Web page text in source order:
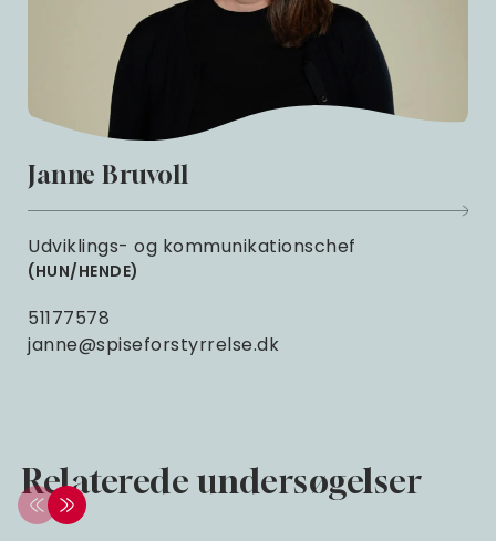
Janne Bruvoll
Udviklings- og kommunikationschef
HUN/HENDE
51177578
janne@spiseforstyrrelse.dk
Relaterede undersøgelser